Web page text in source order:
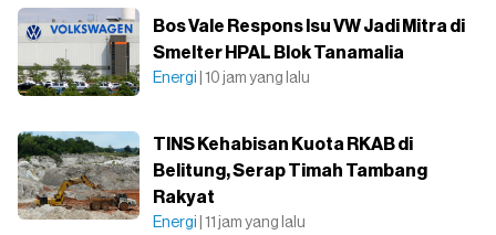
Bos Vale Respons Isu VW Jadi Mitra di
Smelter HPAL Blok Tanamalia
Energi | 10 jam yang lalu
TINS Kehabisan Kuota RKAB di
Belitung, Serap Timah Tambang
Rakyat
Energi | 11 jam yang lalu